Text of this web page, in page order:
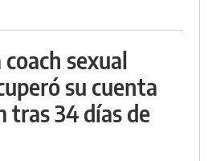
sexual
su cuenta
tras 34 días de